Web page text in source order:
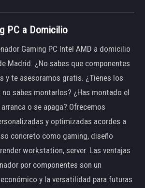
PC a Domicilio
Gaming PC Intel AMD a domicilio
Madrid. ¿No sabes que componentes
y te asesoramos gratis. ¿Tienes los
sabes montarlos? ¿Has montado el
o se apaga? Ofrecemos
y optimizadas acordes a
concreto como gaming, diseño
workstation, server. Las ventajas
por componentes son un
y la versatilidad para futuras